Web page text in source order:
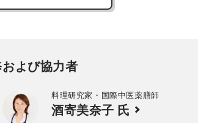
よび協力者
料理研究家・国際中医薬膳師
酒寄美奈子 氏